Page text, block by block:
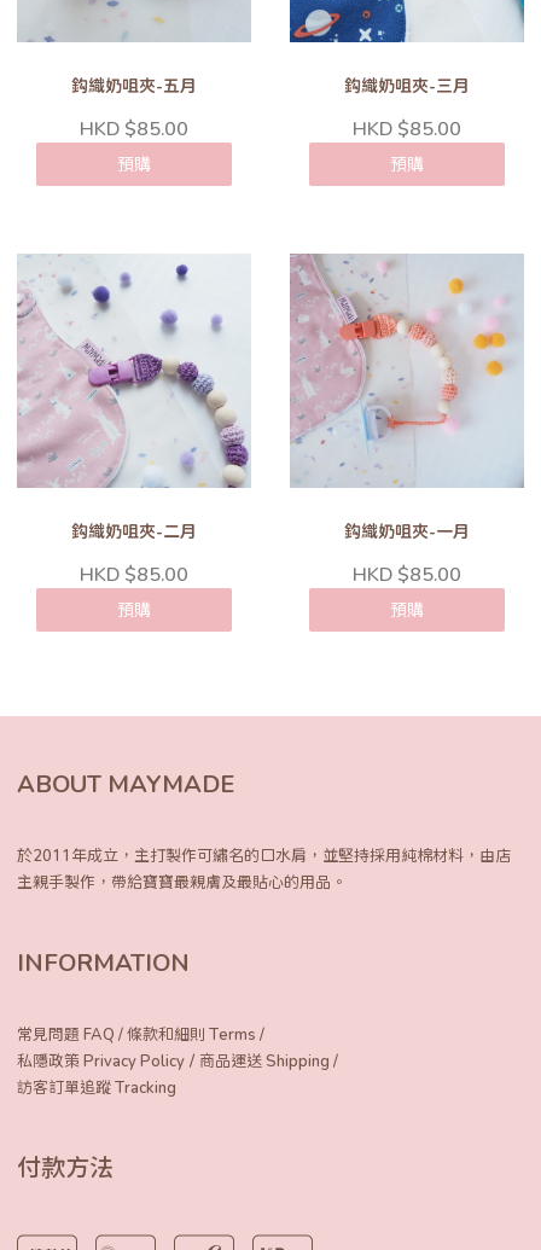
鈎織奶咀夾-五月
HKD $85.00
預購
鈎織奶咀夾-三月
HKD $85.00
預購
鈎織奶咀夾-二月
HKD $85.00
預購
鈎織奶咀夾-一月
HKD $85.00
預購
ABOUT MAYMADE
於2011年成立，主打製作可繡名的口水肩， 並堅持採用純棉材料，由店
主親手製作， 帶給寶寶最親膚及最貼心的用品。
INFORMATION
常見問題 FAQ /條款和細則 Terms /
私隱政策 Privacy Policy / 商品運送 Shipping /
訪客訂單追蹤 Tracking
付款方法